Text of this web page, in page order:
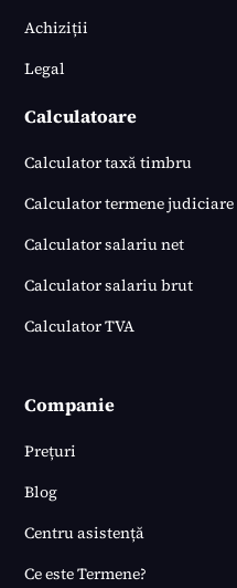
Achiziții
Legal
Calculatoare
Calculator taxă timbru
Calculator termene judiciare
Calculator salariu net
Calculator salariu brut
Calculator TVA
Companie
Prețuri
Blog
Centru asistență
Ce este Termene?